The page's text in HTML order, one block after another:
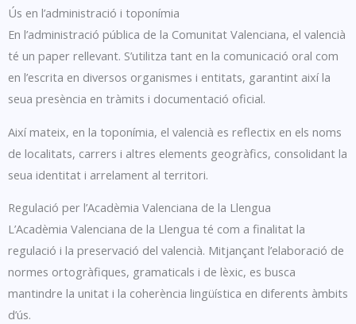
Ús en l’administració i toponímia
En l’administració pública de la Comunitat Valenciana, el valencià
té un paper rellevant. S’utilitza tant en la comunicació oral com
en l’escrita en diversos organismes i entitats, garantint així la
seua presència en tràmits i documentació oficial.
Així mateix, en la toponímia, el valencià es reflectix en els noms
de localitats, carrers i altres elements geogràfics, consolidant la
seua identitat i arrelament al territori.
Regulació per l’Acadèmia Valenciana de la Llengua
L’Acadèmia Valenciana de la Llengua té com a finalitat la
regulació i la preservació del valencià. Mitjançant l’elaboració de
normes ortogràfiques, gramaticals i de lèxic, es busca
mantindre la unitat i la coherència lingüística en diferents àmbits
d’ús.